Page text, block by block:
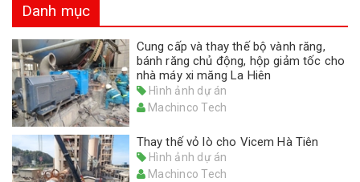
Danh mục
Cung cấp và thay thế bộ vành răng,
bánh răng chủ động, hộp giảm tốc cho
nhà máy xi măng La Hiên
Hình ảnh dự án
Machinco Tech
Thay thế vỏ lò cho Vicem Hà Tiên
Hình ảnh dự án
Machinco Tech